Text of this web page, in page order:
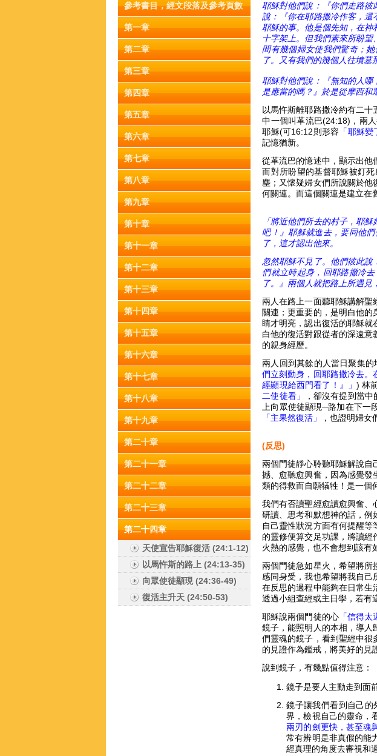
參考書目，經文段落及參考頁數
第一章
第二章
第三章
第四章
第五章
第六章
第七章
第八章
第九章
第十章
第十一章
第十二章
第十三章
第十四章
第十五章
第十六章
第十七章
第十八章
第十九章
第二十章
第二十一章
第二十二章
第二十三章
第二十四章
天使宣告耶穌復活 (24:1-12)
以馬忤斯的路上 (24:13-35)
向眾使徒顯現 (24:36-49)
復活主升天 (24:50-53)
耶穌對他們說：
『你們走路彼
說：
『你在耶路撒冷作客，還
耶穌的事。他是個先知，在神
十字架上。但我們素來所盼
間有幾個婦女使我們驚奇；
了。又有我們的幾個人往墳墓
耶穌對他們說： 『無知的人哪
是應當的嗎？ 』 於是從摩西和
以馬忤斯離耶路撒冷約有二
中一個叫革流巴(24:18)，兩
耶穌(可16:12則形容 「耶穌
記憶猶新。
從革流巴的憶述中，顯示出他
而對所盼望的基督耶穌被釘
塵；又懷疑婦女們所說關於
何關連。而這個關連是建立在
「將近他們所去的村子，耶
吧！』耶穌就進去，要同他
了，這才認出他來。
忽然耶穌不見了。他們彼此
們就立時起身，回耶路撒冷
了。』兩個人就把路上所遇
兩人在路上一面聽耶穌講解聖
關連；更重要的，是明白他
睛才明亮，認出復活的耶穌就
白他的復活對跟從者的深遠
的親身經歷。
兩人回到其餘的人當日聚集
們立刻動身，回耶路撒冷去。
經顯現給西門看了！』」) 林
二使徒看」
，卻沒有提到當
上向眾使徒顯現─路加在下一
「主果然復活」
，也證明婦女
(反思)
兩個門徒靜心聆聽耶穌解說自
撼、愈聽愈興奮，因為感覺發
類的得救而自願犠牲！是一個
我們有否讀聖經愈讀愈興奮、
研讀、思考和默想神的話，例
自己靈性狀況方面有何提醒
的靈修便算交足功課，將讀
火熱的感覺，也不會想到該有
兩個門徒急如星火，希望將所
感同身受，我也希望將我自己
在反思的過程中能夠在日常生
透過小組查經或主日學，若有
耶穌說兩個門徒的心「信得太
鏡子，能照明人的本相，導人
們靈魂的鏡子，看到聖經中很
的見證作為鑑戒，將美好的見
說到鏡子，有幾點值得注意：
鏡子是要人主動走到面
鏡子讓我們看到自己的
界，檢視自己的靈命，
兩刃的劍更快，甚至魂
常有辨明是非真假的能
經真理的角度去審視和